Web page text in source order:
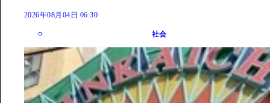
2026年08月04日 06:30
社会